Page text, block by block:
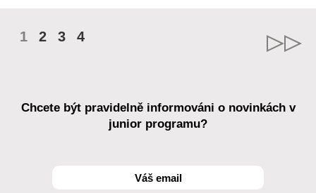
1 2 3 4
Chcete být pravidelně informováni o novinkách v
junior programu?